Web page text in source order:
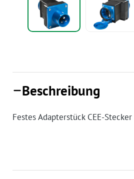
Beschreibung
Festes Adapterstück CEE-